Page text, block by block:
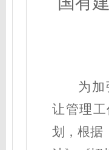
为加
让管理
划，根据